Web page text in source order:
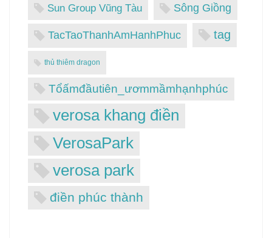
Sun Group Vũng Tàu Sông Giồng
TacTaoThanhAmHanhPhuc tag
thủ thiêm dragon
Tổấmđầutiên_ươmmầmhạnhphúc
verosa khang điền
VerosaPark
verosa park
điền phúc thành